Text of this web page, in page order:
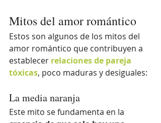
Mitos del amor romántico
Estos son algunos de los mitos del
amor romántico que contribuyen a
establecer relaciones de pareja
tóxicas, poco maduras y desiguales:
La media naranja
Este mito se fundamenta en la